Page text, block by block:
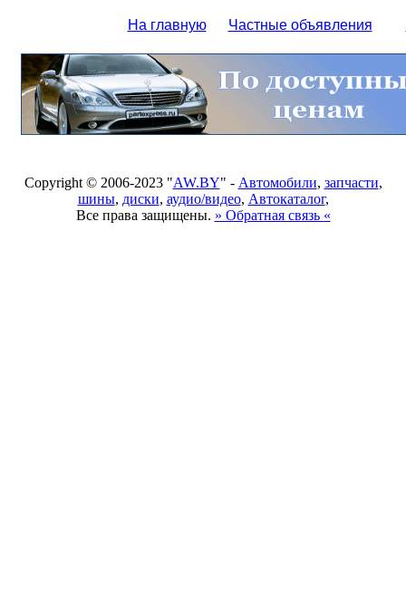
На главную Частные объявления
Copyright © 2006-2023 "AW.BY" - Автомобили, запчасти,
шины, диски, аудио/видео, Автокаталог,
Все права защищены. » Обратная связь «